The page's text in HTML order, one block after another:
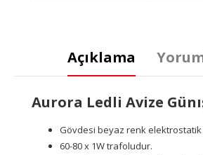
Açıklama
Aurora Ledli Avize
Gövdesi beyaz renk elektrostatik
60-80 x 1W trafoludur.